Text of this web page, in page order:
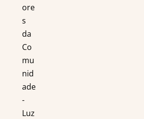
ore
s
da
Co
mu
nid
ade
-
Luz